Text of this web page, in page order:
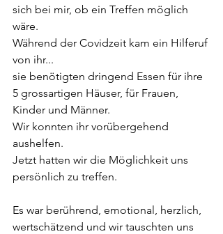
sich bei mir, ob ein Treffen möglich
wäre.
Während der Covidzeit kam ein Hilferuf
von ihr...
sie benötigten dringend Essen für ihre
5 grossartigen Häuser, für Frauen,
Kinder und Männer.
Wir konnten ihr vorübergehend
aushelfen.
Jetzt hatten wir die Möglichkeit uns
persönlich zu treffen.
Es war berührend, emotional, herzlich,
wertschätzend und wir tauschten uns